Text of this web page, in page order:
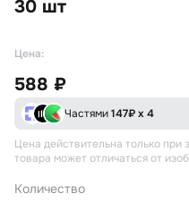
30 шт
Цена:
588 ₽
Частями147₽ х 4
Цена действительна только при
товара может отличаться от
Количество